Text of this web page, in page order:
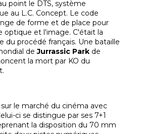
point le DTS, système
au L.C. Concept. Le code
de forme et de place pour
optique et l'image. C'était la
du procédé français. Une bataille
deJurrassic Park de
la mort par KO du
le marché du cinéma avec
ci se distingue par ses 7+1
la disposition du 70 mm